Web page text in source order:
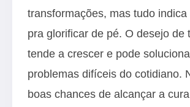
transformações, mas tudo
pra glorificar de pé. O desejo de
tende a crescer e pode
problemas difíceis do cotidiano.
boas chances de alcançar a